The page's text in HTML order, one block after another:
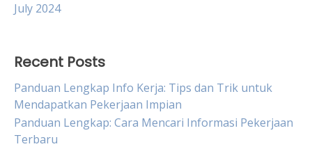
July 2024
Recent Posts
Panduan Lengkap Info Kerja: Tips dan Trik untuk
Mendapatkan Pekerjaan Impian
Panduan Lengkap: Cara Mencari Informasi Pekerjaan
Terbaru